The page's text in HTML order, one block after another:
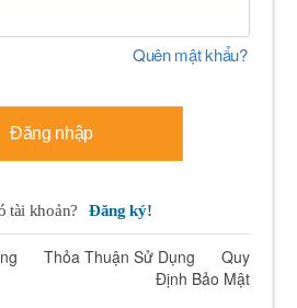
Quên mật khẩu?
Đăng nhập
tài khoản? Đăng ký!
Thỏa Thuận Sử Dụng
Quy
Định Bảo Mật